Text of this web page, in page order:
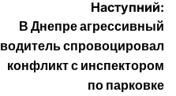
Наступний:
В Днепре агрессивный
водитель спровоцировал
конфликт с инспектором
по парковке